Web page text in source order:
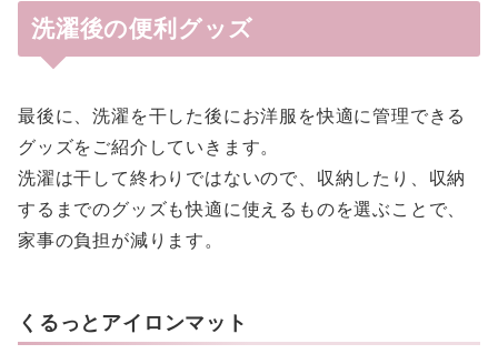
洗濯後の便利グッズ
最後に、洗濯を干した後にお洋服を快適に管理できる
グッズをご紹介していきます。
洗濯は干して終わりではないので、収納したり、収納
するまでのグッズも快適に使えるものを選ぶことで、
家事の負担が減ります。
くるっとアイロンマット